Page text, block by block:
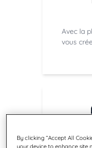
Avec la
vous
By clicking “Accept All
your device to enhance site